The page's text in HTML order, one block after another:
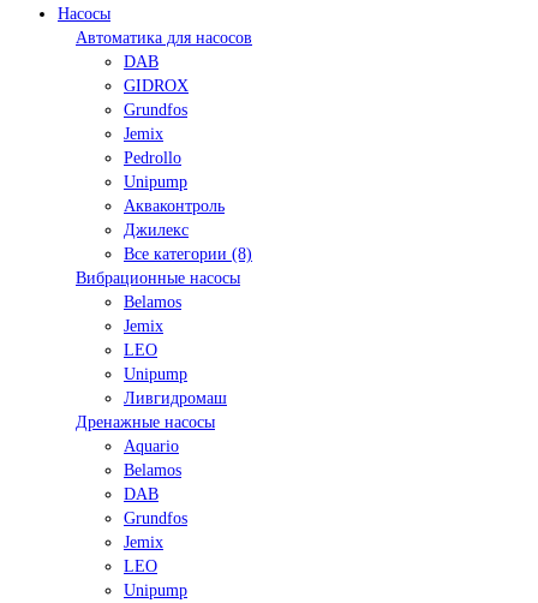
Насосы
Автоматика для насосов
DAB
GIDROX
Grundfos
Jemix
Pedrollo
Unipump
Акваконтроль
Джилекс
Все категории (8)
Вибрационные насосы
Belamos
Jemix
LEO
Unipump
Ливгидромаш
Дренажные насосы
Aquario
Belamos
DAB
Grundfos
Jemix
LEO
Unipump